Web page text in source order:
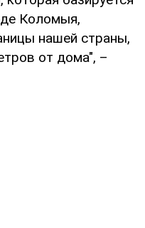
Коломыя,
нашей страны,
от дома", –